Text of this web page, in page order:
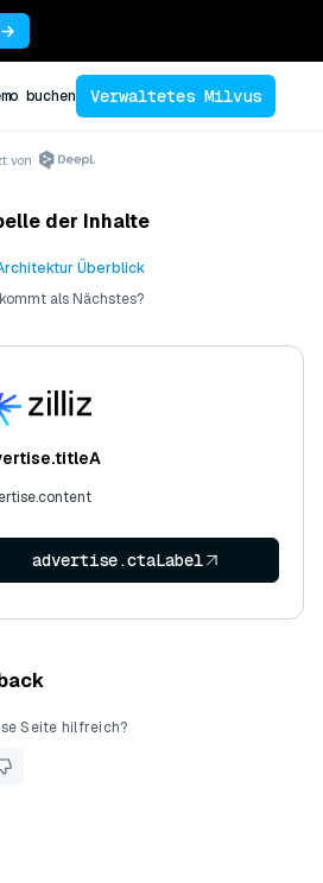
buchen Verwaltetes Milvus
von
der Inhalte
Überblick
als Nächstes?
advertise.ctaLabel
Seite hilfreich?